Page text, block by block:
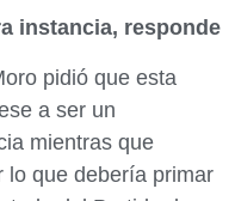
instancia, responde
pidió que esta
a ser un
mientras que
lo que debería primar